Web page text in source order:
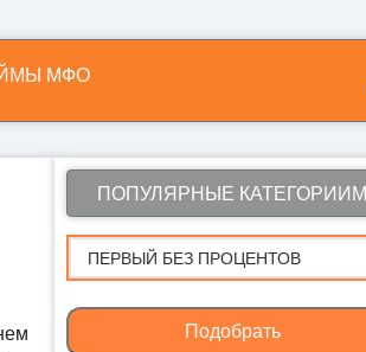
МФО
ПОПУЛЯРНЫЕ КАТЕГОРИИМ
Подобрать